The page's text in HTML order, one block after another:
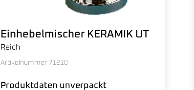
Einhebelmischer KERAMIK UT
Reich
Artikelnummer 71210
Produktdaten unverpackt